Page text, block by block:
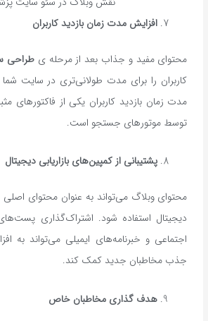
افزایش مدت زمان بازدید کاربران
محتوای مفید و جذاب بعد از مرحله ی طراحی
کاربران را برای مدت طولانی‌تری در سایت شما
مدت زمان بازدید کاربران یکی از فاکتورهای
توسط موتورهای جستجو است.
پشتیبانی از کمپین‌های بازاریابی دیجیتال
محتوای وبلاگ می‌تواند به عنوان محتوای اصلی
دیجیتال استفاده شود. اشتراک‌گذاری
اجتماعی و خبرنامه‌های ایمیلی می‌تواند به
جذب مخاطبان جدید کمک کند.
هدف ‌گذاری مخاطبان خاص